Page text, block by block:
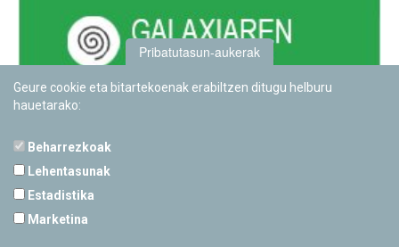
Pribatutasun-aukerak
Geure cookie eta bitartekoenak erabiltzen ditugu helburu
hauetarako:
Beharrezkoak
Lehentasunak
Estadistika
Marketina